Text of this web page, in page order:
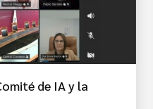
de IA y la